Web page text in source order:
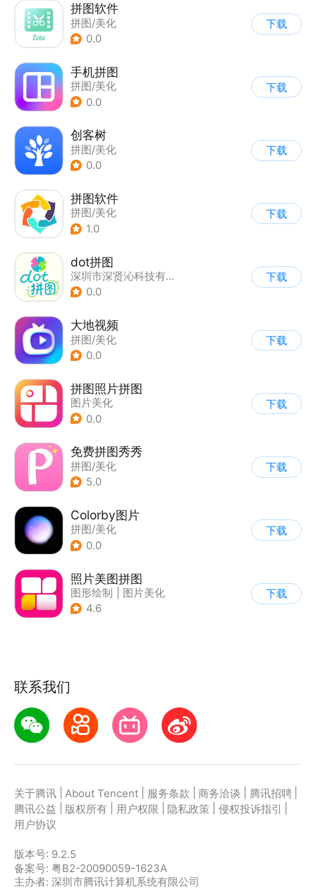
拼图软件
拼图/美化
0.0
下载
手机拼图
拼图/美化
0.0
下载
创客树
拼图/美化
0.0
下载
拼图软件
拼图/美化
1.0
下载
dot拼图
深圳市深贤沁科技有限公司
0.0
下载
大地视频
拼图/美化
0.0
下载
拼图照片拼图
图片美化
0.0
下载
免费拼图秀秀
拼图/美化
5.0
下载
Colorby图片
拼图/美化
0.0
下载
照片美图拼图
图形绘制
图片美化
| 拼图/美化
4.6
下载
联系我们
关于腾讯 About Tencent 服务条款 商务洽谈 腾讯招聘
腾讯公益
版权所有 用户权限 隐私政策 侵权投诉指引
用户协议
版本号: 9.2.5
备案号: 粤B2-20090059-1623A
主办者: 深圳市腾讯计算机系统有限公司